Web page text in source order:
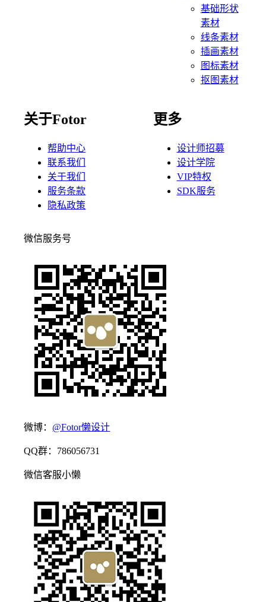
基础形状
素材
线条素材
插画素材
图标素材
抠图素材
关于Fotor
帮助中心
联系我们
关于我们
服务条款
隐私政策
更多
设计师招募
设计学院
VIP特权
SDK服务
微信服务号
微博： @Fotor懒设计
QQ群：786056731
微信客服小懒